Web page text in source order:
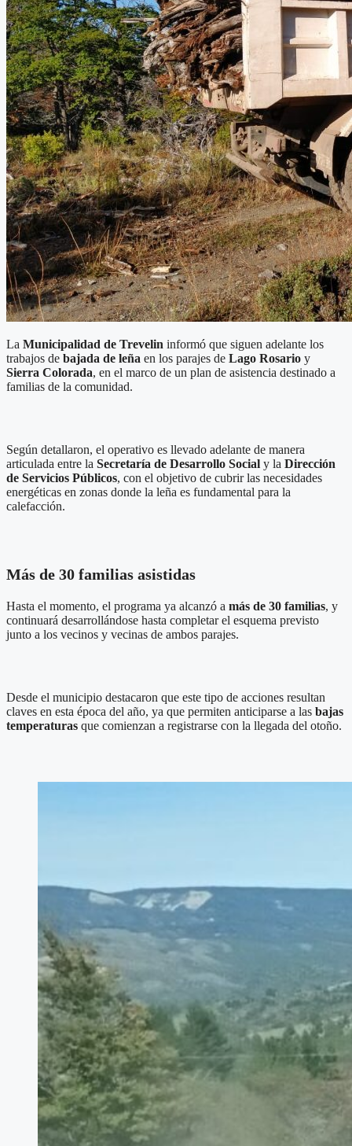
La Municipalidad de Trevelin informó que siguen adelante los
trabajos de bajada de leña en los parajes de Lago Rosario y
Sierra Colorada, en el marco de un plan de asistencia destinado a
familias de la comunidad.
Según detallaron, el operativo es llevado adelante de manera
articulada entre la Secretaría de Desarrollo Social y la Dirección
de Servicios Públicos, con el objetivo de cubrir las necesidades
energéticas en zonas donde la leña es fundamental para la
calefacción.
Más de 30 familias asistidas
Hasta el momento, el programa ya alcanzó a más de 30 familias, y
continuará desarrollándose hasta completar el esquema previsto
junto a los vecinos y vecinas de ambos parajes.
Desde el municipio destacaron que este tipo de acciones resultan
claves en esta época del año, ya que permiten anticiparse a las bajas
temperaturas que comienzan a registrarse con la llegada del otoño.